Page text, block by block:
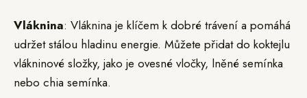
Vláknina: Vláknina je klíčem k dobré trávení a pomáhá
udržet stálou hladinu energie. Můžete přidat do koktejlu
vlákninové složky, jako je ovesné vločky, lněné semínka
nebo chia semínka.